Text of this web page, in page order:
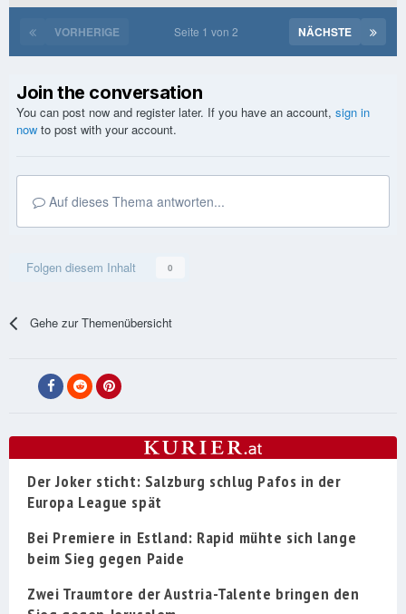
VORHERIGE NÄCHSTE
Seite 1 von 2
Join the conversation
You can post now and register later. If you have an account, sign in
now to post with your account.
Auf dieses Thema antworten...
Folgen diesem Inhalt 0
Gehe zur Themenübersicht
Der Joker sticht: Salzburg schlug Pafos in der
Europa League spät
Bei Premiere in Estland: Rapid mühte sich lange
beim Sieg gegen Paide
Zwei Traumtore der Austria-Talente bringen den